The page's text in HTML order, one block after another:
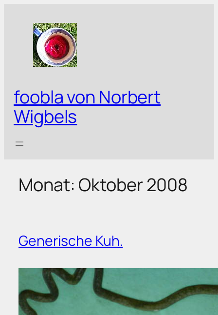
springen
foobla von Norbert
Wigbels
Monat: Oktober 2008
Generische Kuh.